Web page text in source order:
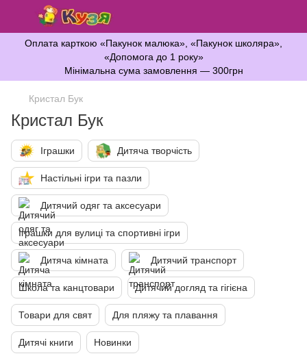
Оплата карткою «Пакунок малюка», «Пакунок школяра»,
«Допомога до 1 року»
Мінімальна сума замовлення — 300грн
Кристал Бук
Кристал Бук
Іграшки Дитяча творчість
Настільні ігри та пазли
Дитячий одяг та аксесуари
Іграшки для вулиці та спортивні ігри
Дитяча кімната Дитячий транспорт
Школа та канцтовари Дитячий догляд та гігієна
Товари для свят Для пляжу та плавання
Дитячі книги Новинки